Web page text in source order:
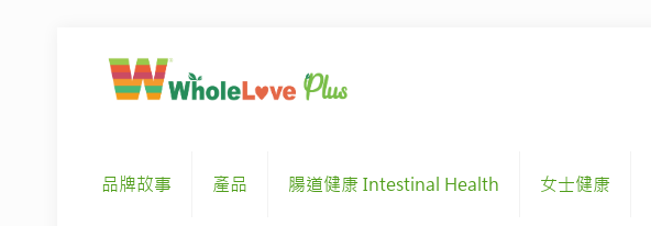
品牌故事 產品 腸道健康 Intestinal Health 女士健康